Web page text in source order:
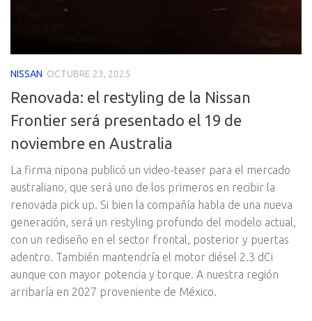
NISSAN OCTUBRE 23, 2025
Renovada: el restyling de la Nissan
Frontier será presentado el 19 de
noviembre en Australia
La firma nipona publicó un video-teaser para el mercado
australiano, que será uno de los primeros en recibir la
renovada pick up. Si bien la compañía habla de una nueva
generación, será un restyling profundo del modelo actual,
con un rediseño en el sector frontal, posterior y puertas
adentro. También mantendría el motor diésel 2.3 dCi
aunque con mayor potencia y torque. A nuestra región
arribaría en 2027 proveniente de México.